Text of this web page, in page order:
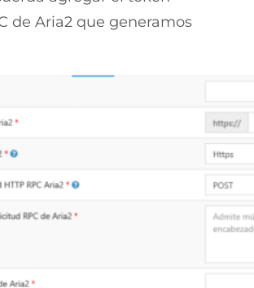
de Aria2 que generamos